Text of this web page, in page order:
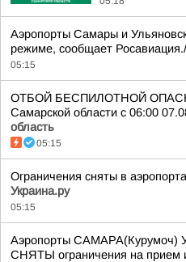
Аэропорты Самары и
режиме, сообщает
05:15
ОТБОЙ БЕСПИЛОТНОЙ
Самарской области с 06:00
область
05:15
Ограничения сняты в
Украина.ру
05:15
Аэропорты САМАРА(Курумоч)
СНЯТЫ ограничения на прием